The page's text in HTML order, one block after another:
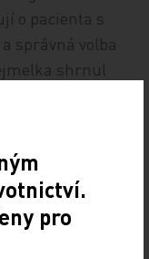
o pacienta s
správná volba
shrnul
fekální
a chirurgické
Polívková,
pro